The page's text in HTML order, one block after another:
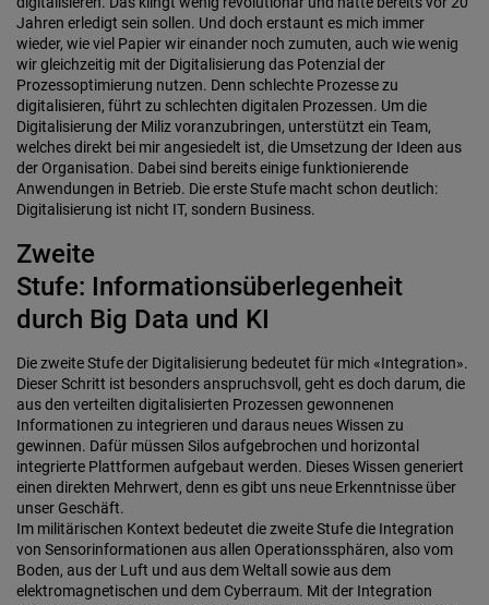
Jahren erledigt sein sollen. Und doch erstaunt es mich immer
wieder, wie viel Papier wir einander noch zumuten, auch wie wenig
wir gleichzeitig mit der Digitalisierung das Potenzial der
Prozessoptimierung nutzen. Denn schlechte Prozesse zu
digitalisieren, führt zu schlechten digitalen Prozessen. Um die
Digitalisierung der Miliz voranzubringen, unterstützt ein Team,
welches direkt bei mir angesiedelt ist, die Umsetzung der Ideen aus
der Organisation. Dabei sind bereits einige funktionierende
Anwendungen in Betrieb. Die erste Stufe macht schon deutlich:
Digitalisierung ist nicht IT, sondern Business.
Zweite
Stufe: Informationsüberlegenheit
durch Big Data und KI
Die zweite Stufe der Digitalisierung bedeutet für mich «Integration».
Dieser Schritt ist besonders anspruchsvoll, geht es doch darum, die
aus den verteilten digitalisierten Prozessen gewonnenen
Informationen zu integrieren und daraus neues Wissen zu
gewinnen. Dafür müssen Silos aufgebrochen und horizontal
integrierte Plattformen aufgebaut werden. Dieses Wissen generiert
einen direkten Mehrwert, denn es gibt uns neue Erkenntnisse über
unser Geschäft.
Im militärischen Kontext bedeutet die zweite Stufe die Integration
von Sensorinformationen aus allen Operationssphären, also vom
Boden, aus der Luft und aus dem Weltall sowie aus dem
elektromagnetischen und dem Cyberraum. Mit der Integration